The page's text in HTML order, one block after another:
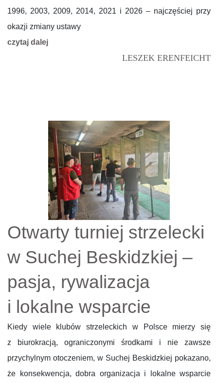
1996, 2003, 2009, 2014, 2021 i 2026 – najczęściej przy
okazji zmiany ustawy
czytaj dalej
LESZEK ERENFEICHT
Otwarty turniej strzelecki
w Suchej Beskidzkiej –
pasja, rywalizacja
i lokalne wsparcie
Kiedy wiele klubów strzeleckich w Polsce mierzy się
z biurokracją, ograniczonymi środkami i nie zawsze
przychylnym otoczeniem, w Suchej Beskidzkiej pokazano,
że konsekwencja, dobra organizacja i lokalne wsparcie